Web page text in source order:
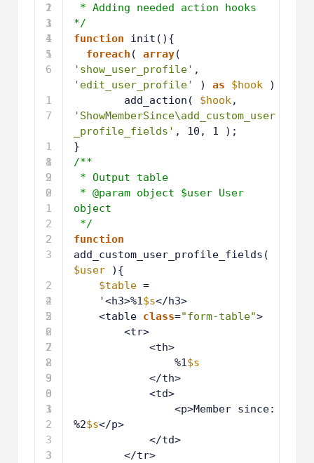
2
1
3
1
4
1
5
1
6
1
7
1
8
1
9
2
0
2
1
2
2
2
3
2
4
2
5
2
6
2
7
2
8
2
9
3
0
3
1
3
2
3
3
3
* Adding needed action hooks
*/
function
init(){
foreach ( array
'show_user_profile'
'edit_user_profile'
) as $hook
)
add_action( $hook
'ShowMemberSince\add_custom_user
_profile_fields' , 10, 1 );
}
/**
* Output table
* @param object $user User
object
*/
function
$user
){
$table =
'<h3>%1$s</h3>
<table class="form-table">
<tr>
<th>
%1$s
</th>
<td>
<p>Member since:
%2$s</p>
</td>
</tr>